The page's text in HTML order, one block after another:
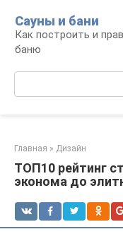
контенту
Сауны и бани
Как построить и
баню
Главная » Дизайн
ТОП10 рейтинг
эконома до